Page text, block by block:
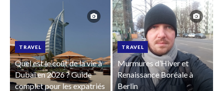
TRAVEL
Quel est le coût de la vie à
Dubaï en 2026 ? Guide
complet pour les expatriés
TRAVEL
Murmures d’Hiver et
Renaissance Boréale à
Berlin